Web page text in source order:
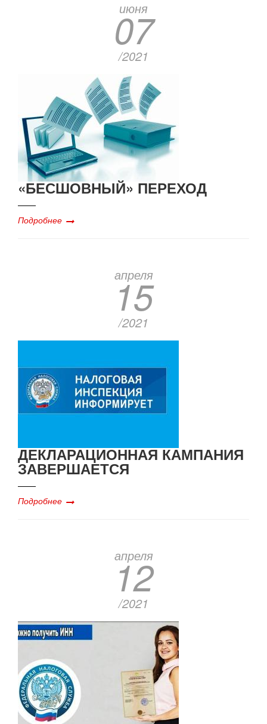
июня
07
/2021
«БЕСШОВНЫЙ» ПЕРЕХОД
Подробнее
апреля
15
/2021
ДЕКЛАРАЦИОННАЯ КАМПАНИЯ
ЗАВЕРШАЕТСЯ
Подробнее
апреля
12
/2021